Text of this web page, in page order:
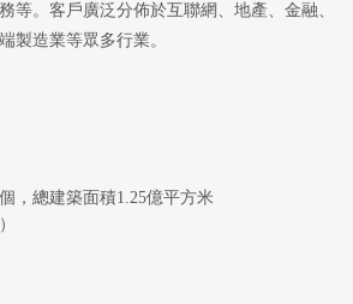
等。客戶廣泛分佈於互聯網、地產、金融、
製造業等眾多行業。
，總建築面積1.25億平方米